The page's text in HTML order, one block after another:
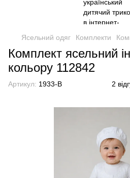
Ясельний одяг Комплекти
Комплект ясельний
кольору 112842
Артикул: 1933-B 2